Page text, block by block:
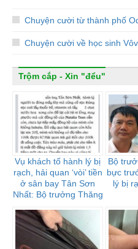
Chuyện cười từ thành phố
Chuyện cười về học sinh
Trộm cắp - Xin "đểu"
Vụ khách tố hành lý bị
rạch, hải quan ‘vòi’ tiền
ở sân bay Tân Sơn
Nhất: Bộ trưởng Thăng
Bộ
bực
lý bị